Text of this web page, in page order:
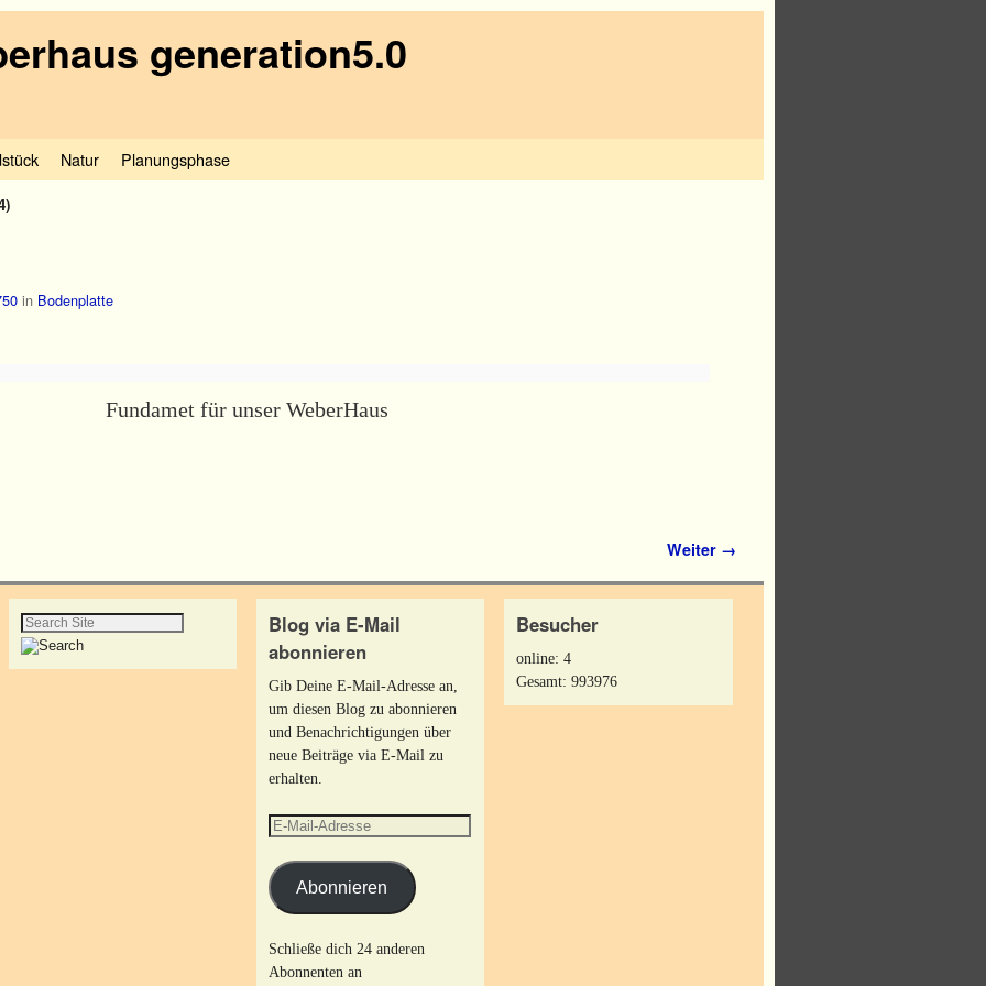
generation5.0
Natur Planungsphase
in Bodenplatte
Fundamet für unser WeberHaus
Weiter →
Blog via E-Mail
abonnieren
Gib Deine E-Mail-Adresse an,
um diesen Blog zu abonnieren
und Benachrichtigungen über
neue Beiträge via E-Mail zu
erhalten.
Abonnieren
Schließe dich 24 anderen
Abonnenten an
Besucher
online: 4
Gesamt: 993976